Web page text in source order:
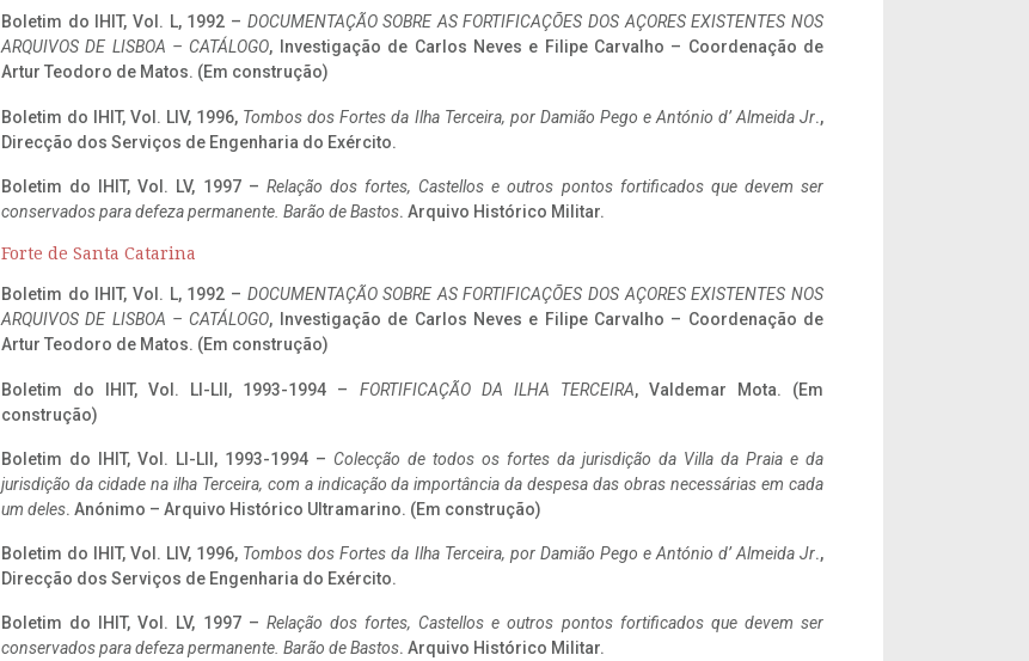
Boletim do IHIT, Vol. L, 1992 – DOCUMENTAÇÃO SOBRE AS FORTIFICAÇÕES DOS AÇORES EXISTENTES NOS
ARQUIVOS DE LISBOA – CATÁLOGO, Investigação de Carlos Neves e Filipe Carvalho – Coordenação de
Artur Teodoro de Matos. (Em construção)
Boletim do IHIT, Vol. LIV, 1996, Tombos dos Fortes da Ilha Terceira, por Damião Pego e António d’ Almeida Jr.,
Direcção dos Serviços de Engenharia do Exército.
Boletim do IHIT, Vol. LV, 1997 – Relação dos fortes, Castellos e outros pontos fortificados que devem ser
conservados para defeza permanente. Barão de Bastos. Arquivo Histórico Militar.
Forte de Santa Catarina
Boletim do IHIT, Vol. L, 1992 – DOCUMENTAÇÃO SOBRE AS FORTIFICAÇÕES DOS AÇORES EXISTENTES NOS
ARQUIVOS DE LISBOA – CATÁLOGO, Investigação de Carlos Neves e Filipe Carvalho – Coordenação de
Artur Teodoro de Matos. (Em construção)
Boletim do IHIT, Vol. LI-LII, 1993-1994 – FORTIFICAÇÃO DA ILHA TERCEIRA, Valdemar Mota. (Em
construção)
Boletim do IHIT, Vol. LI-LII, 1993-1994 – Colecção de todos os fortes da jurisdição da Villa da Praia e da
jurisdição da cidade na ilha Terceira, com a indicação da importância da despesa das obras necessárias em cada
um deles. Anónimo – Arquivo Histórico Ultramarino. (Em construção)
Boletim do IHIT, Vol. LIV, 1996, Tombos dos Fortes da Ilha Terceira, por Damião Pego e António d’ Almeida Jr.,
Direcção dos Serviços de Engenharia do Exército.
Boletim do IHIT, Vol. LV, 1997 – Relação dos fortes, Castellos e outros pontos fortificados que devem ser
conservados para defeza permanente. Barão de Bastos. Arquivo Histórico Militar.